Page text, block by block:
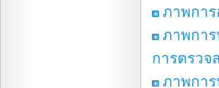
ภาพการ
ภาพการ
การตรวจ
ภาพการ